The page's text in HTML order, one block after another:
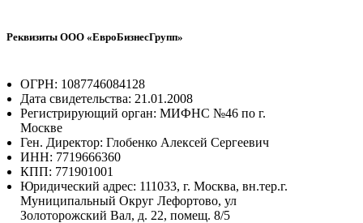
Реквизиты ООО «ЕвроБизнесГрупп»
ОГРН: 1087746084128
Дата свидетельства: 21.01.2008
Регистрирующий орган: МИФНС №46 по г.
Москве
Ген. Директор: Глобенко Алексей Сергеевич
ИНН: 7719666360
КПП: 771901001
Юридический адрес: 111033, г. Москва, вн.тер.г.
Муниципальный Округ Лефортово, ул
Золоторожский Вал, д. 22, помещ. 8/5